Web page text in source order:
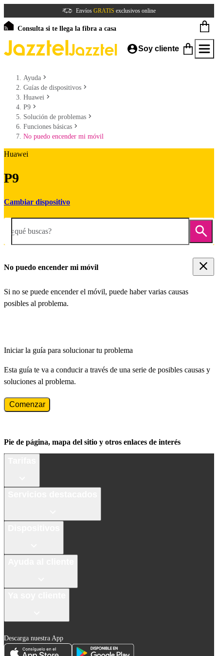
Envíos GRATIS exclusivos online
Consulta si te llega la fibra a casa
Soy cliente
Ayuda
Guías de dispositivos
Huawei
P9
Solución de problemas
Funciones básicas
No puedo encender mi móvil
Huawei
P9
Cambiar dispositivo
¿qué buscas?
No puedo encender mi móvil
Si no se puede encender el móvil, puede haber varias causas
posibles al problema.
Iniciar la guía para solucionar tu problema
Esta guía te va a conducir a través de una serie de posibles causas y
soluciones al problema.
Comenzar
Pie de página, mapa del sitio y otros enlaces de interés
Descarga nuestra App